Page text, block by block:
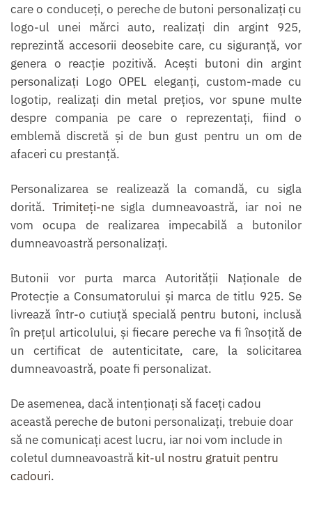
care o conduceţi, o pereche de butoni personalizaţi cu
logo-ul unei mărci auto, realizaţi din argint 925,
reprezintă accesorii deosebite care, cu siguranţă, vor
genera o reacţie pozitivă. Aceşti butoni din argint
personalizaţi Logo OPEL eleganţi, custom-made cu
logotip, realizaţi din metal preţios, vor spune multe
despre compania pe care o reprezentaţi, fiind o
emblemă discretă şi de bun gust pentru un om de
afaceri cu prestanţă.
Personalizarea se realizează la comandă, cu sigla
dorită. Trimiteţi-nesigla dumneavoastră, iar noi ne
vom ocupa de realizarea impecabilă a butonilor
dumneavoastră personalizaţi.
Butonii vor purta marca Autorităţii Naţionale de
Protecţie a Consumatorului şi marca de titlu 925. Se
livrează într-o cutiuţă specială pentru butoni, inclusă
în preţul articolului, şi fiecare pereche va fi însoţită de
un certificat de autenticitate, care, la solicitarea
dumneavoastră, poate fi personalizat.
De asemenea, dacă intenţionaţi să faceţi cadou
această pereche de butoni personalizaţi, trebuie doar
să ne comunicaţi acest lucru, iar noi vom include in
coletul dumneavoastră kit-ul nostru gratuit pentru
cadouri.